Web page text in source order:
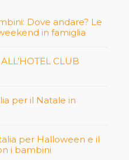
Dove andare? Le
in famiglia
CLUB
per il Natale in
per Halloween e il
i bambini